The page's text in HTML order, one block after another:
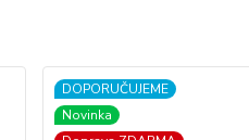
DOPORUČUJEME
Novinka